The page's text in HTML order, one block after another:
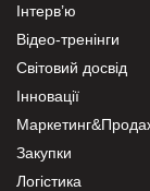
Інтерв’ю
Відео-тренінги
Світовий досвід
Інновації
Закупки
Логістика